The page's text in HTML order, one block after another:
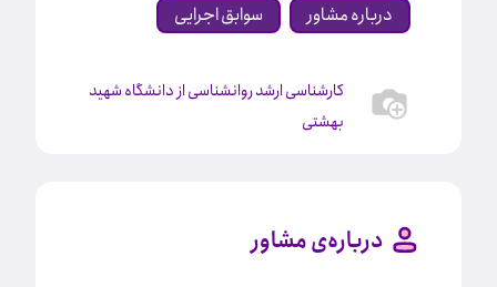
درباره مشاور سوابق اجرایی
کارشناسی ارشد روانشناسی از دانشگاه شهید
بهشتی
درباره‌ی مشاور